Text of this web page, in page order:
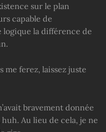
sur le plan
capable de
la différence de
me ferez, laissez juste
bravement donnée
Au lieu de cela, je ne